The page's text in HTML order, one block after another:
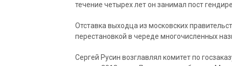
течение четырех лет он занимал пост
Отставка выходца из московских
перестановкой в череде многочисленных
Сергей Русин возглавлял комитет по